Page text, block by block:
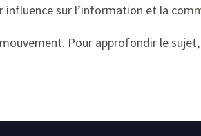
sur l’information et la
Pour approfondir le